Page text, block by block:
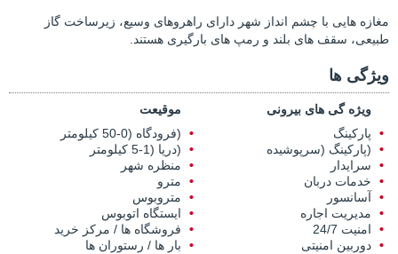
مغازه هایی با چشم انداز شهر دارای راهروهای وسیع، زیرساخت گاز
طبیعی، سقف های بلند و رمپ های بارگیری هستند.
ویژگی ها
ویژه گی های بیرونی
پارکینگ
(پارکینگ (سرپوشیده
سرایدار
خدمات دربان
آسانسور
مدیریت اجاره
امنیت 24/7
دوربین امنیتی
موقیعت
(فرودگاه (0-50 کیلومتر
(دریا (1-5 کیلومتر
منظره شهر
مترو
متروبوس
ایستگاه اتوبوس
فروشگاه ها / مرکز خرید
بار ها / رستوران ها